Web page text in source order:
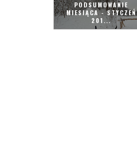
PODSUMOWANIE
MIESIĄCA - STYCZEŃ
201...